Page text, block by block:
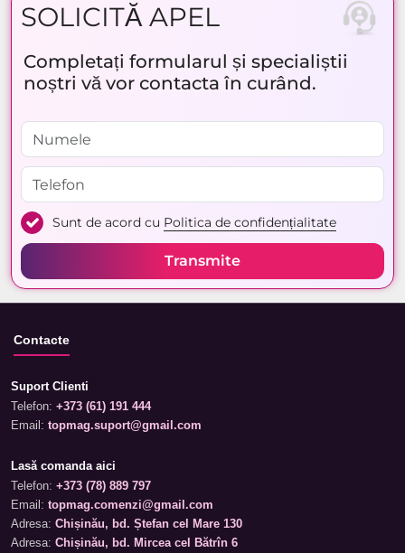
SOLICITĂ APEL
Completați formularul și specialiștii
noștri vă vor contacta în curând.
Sunt de acord cu Politica de confidențialitate
Transmite
Contacte
Suport Clienti
Telefon: +373 (61) 191 444
Email: topmag.suport@gmail.com
Lasă comanda aici
Telefon: +373 (78) 889 797
Email: topmag.comenzi@gmail.com
Adresa: Chișinău, bd. Ștefan cel Mare 130
Adresa: Chișinău, bd. Mircea cel Bătrîn 6